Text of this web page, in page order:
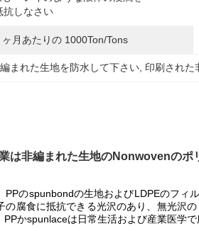
抗しなさい
ヶ月あたりの 1000Ton/Tons
まれた生地を防水して下さい 印刷された
は非編まれた生地のNonwovenのポ
PPのspunbondの生地およびLDPEのフ
の腐食に抵抗できる光沢のあり、無光沢
かspunlaceは日常生活および産業医学で